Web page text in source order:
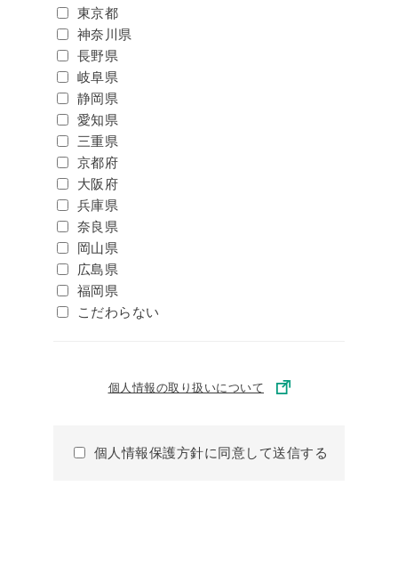
東京都
神奈川県
長野県
岐阜県
静岡県
愛知県
三重県
京都府
大阪府
兵庫県
奈良県
岡山県
広島県
福岡県
こだわらない
個人情報の取り扱いについて
個人情報保護方針に同意して送信する